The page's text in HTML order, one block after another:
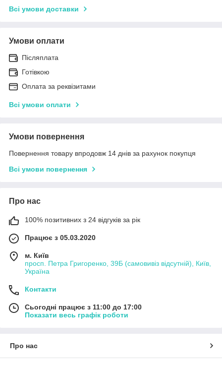
Всі умови доставки
Умови оплати
Післяплата
Готівкою
Оплата за реквізитами
Всі умови оплати
Умови повернення
Повернення товару впродовж 14 днів за рахунок покупця
Всі умови повернення
Про нас
100% позитивних з 24 відгуків за рік
Працює з 05.03.2020
м. Київ
просп. Петра Григоренко, 39Б (самовивіз відсутній), Київ,
Україна
Контакти
Сьогодні працює з 11:00 до 17:00
Показати весь графік роботи
Про нас